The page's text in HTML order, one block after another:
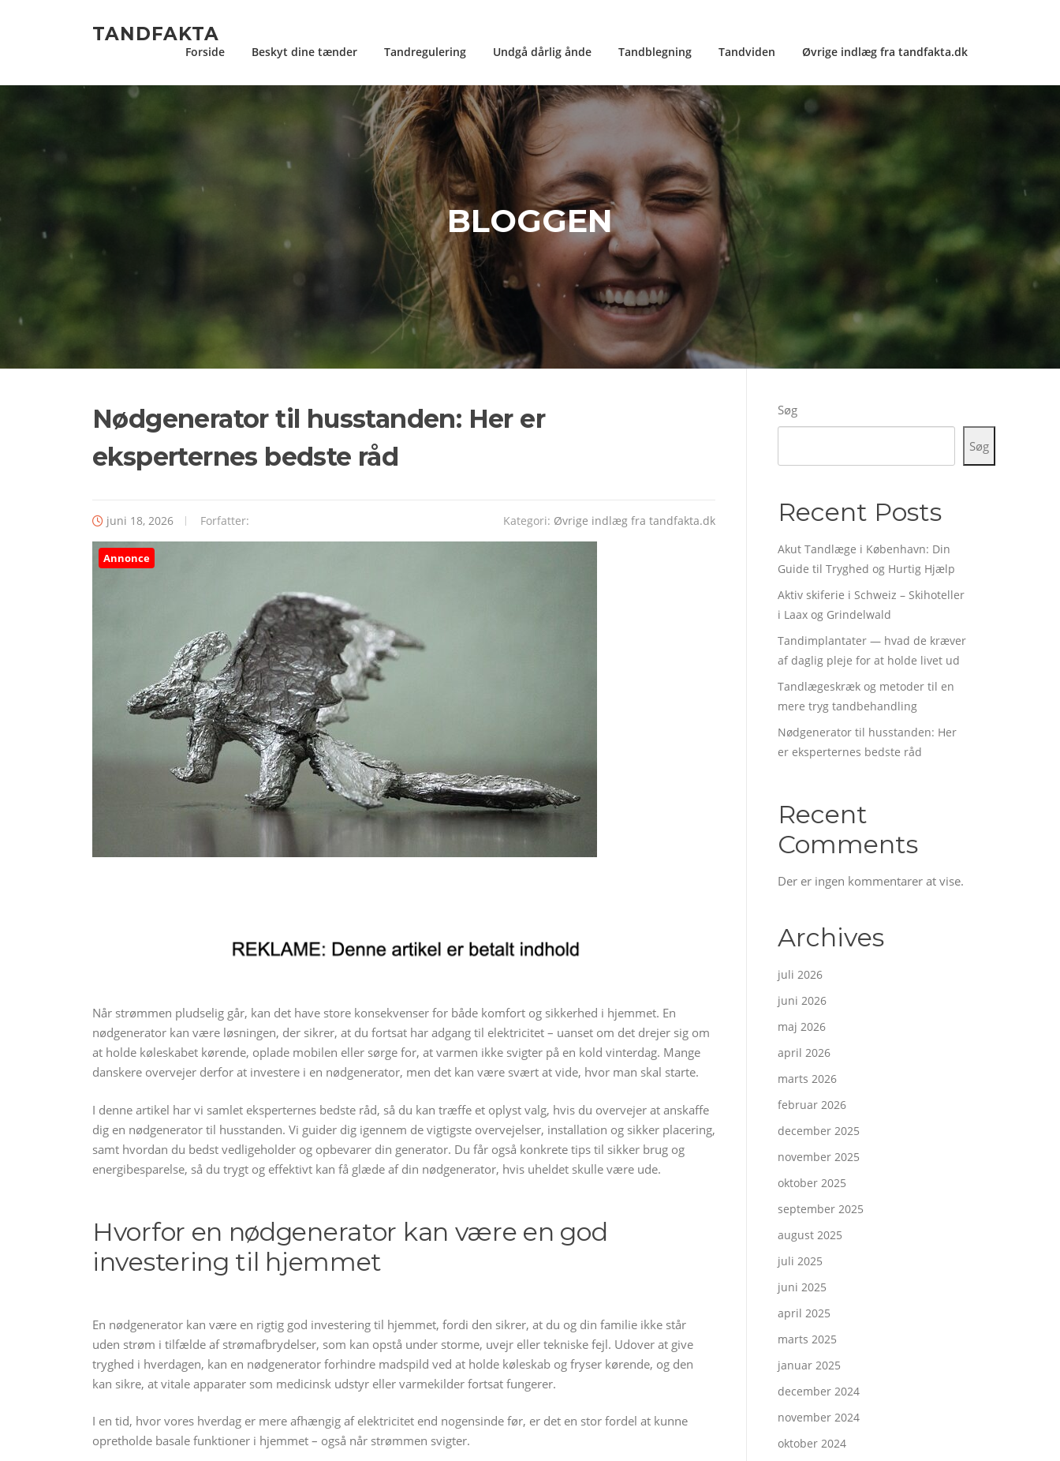
TANDFAKTA
Forside Beskyt dine tænder Tandregulering Undgå dårlig ånde Tandblegning Tandviden Øvrige indlæg fra tandfakta.dk
BLOGGEN
Nødgenerator til husstanden: Her er
eksperternes bedste råd
juni 18, 2026 Forfatter: Kategori: Øvrige indlæg fra tandfakta.dk
Annonce
Når strømmen pludselig går, kan det have store konsekvenser for både komfort og sikkerhed i hjemmet. En
nødgenerator kan være løsningen, der sikrer, at du fortsat har adgang til elektricitet – uanset om det drejer sig om
at holde køleskabet kørende, oplade mobilen eller sørge for, at varmen ikke svigter på en kold vinterdag. Mange
danskere overvejer derfor at investere i en nødgenerator, men det kan være svært at vide, hvor man skal starte.
I denne artikel har vi samlet eksperternes bedste råd, så du kan træffe et oplyst valg, hvis du overvejer at anskaffe
dig en nødgenerator til husstanden. Vi guider dig igennem de vigtigste overvejelser, installation og sikker placering,
samt hvordan du bedst vedligeholder og opbevarer din generator. Du får også konkrete tips til sikker brug og
energibesparelse, så du trygt og effektivt kan få glæde af din nødgenerator, hvis uheldet skulle være ude.
Hvorfor en nødgenerator kan være en god
investering til hjemmet
En nødgenerator kan være en rigtig god investering til hjemmet, fordi den sikrer, at du og din familie ikke står
uden strøm i tilfælde af strømafbrydelser, som kan opstå under storme, uvejr eller tekniske fejl. Udover at give
tryghed i hverdagen, kan en nødgenerator forhindre madspild ved at holde køleskab og fryser kørende, og den
kan sikre, at vitale apparater som medicinsk udstyr eller varmekilder fortsat fungerer.
I en tid, hvor vores hverdag er mere afhængig af elektricitet end nogensinde før, er det en stor fordel at kunne
opretholde basale funktioner i hjemmet – også når strømmen svigter.
Søg
Søg
Recent Posts
Akut Tandlæge i København: Din
Guide til Tryghed og Hurtig Hjælp
Aktiv skiferie i Schweiz – Skihoteller
i Laax og Grindelwald
Tandimplantater — hvad de kræver
af daglig pleje for at holde livet ud
Tandlægeskræk og metoder til en
mere tryg tandbehandling
Nødgenerator til husstanden: Her
er eksperternes bedste råd
Recent
Comments
Der er ingen kommentarer at vise.
Archives
juli 2026
juni 2026
maj 2026
april 2026
marts 2026
februar 2026
december 2025
november 2025
oktober 2025
september 2025
august 2025
juli 2025
juni 2025
april 2025
marts 2025
januar 2025
december 2024
november 2024
oktober 2024